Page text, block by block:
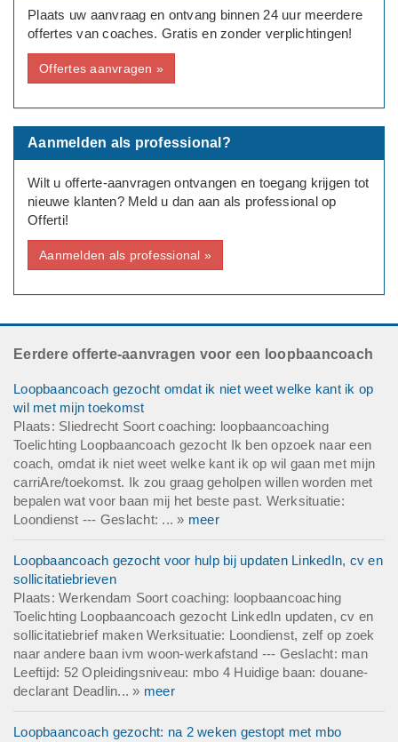
keer.... maar ja, wat ga ik doen?
Geslacht: man
Leeftijd: 49
Deadline: Graag zo spoedig mogelijk
Plaats uw aanvraag en ontvang binnen 24 uur meerdere
offertes van coaches. Gratis en zonder verplichtingen!
Offertes aanvragen »
Aanmelden als professional?
Wilt u offerte-aanvragen ontvangen en toegang krijgen tot
nieuwe klanten? Meld u dan aan als professional op
Offerti!
Aanmelden als professional »
Eerdere offerte-aanvragen voor een loopbaancoach
Loopbaancoach gezocht omdat ik niet weet welke kant ik op
wil met mijn toekomst
Plaats: Sliedrecht Soort coaching: loopbaancoaching
Toelichting Loopbaancoach gezocht Ik ben opzoek naar een
coach, omdat ik niet weet welke kant ik op wil gaan met mijn
carriAre/toekomst. Ik zou graag geholpen willen worden met
bepalen wat voor baan mij het beste past. Werksituatie:
Loondienst --- Geslacht: ... » meer
Loopbaancoach gezocht voor hulp bij updaten LinkedIn, cv en
sollicitatiebrieven
Plaats: Werkendam Soort coaching: loopbaancoaching
Toelichting Loopbaancoach gezocht LinkedIn updaten, cv en
sollicitatiebrief maken Werksituatie: Loondienst, zelf op zoek
naar andere baan ivm woon-werkafstand --- Geslacht: man
Leeftijd: 52 Opleidingsniveau: mbo 4 Huidige baan: douane-
declarant Deadlin... » meer
Loopbaancoach gezocht: na 2 weken gestopt met mbo